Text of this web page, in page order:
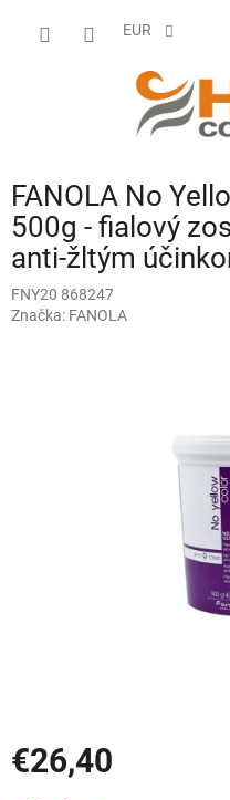
EUR
FANOLA No
500g - fialový
anti-žltým
FNY20 868247
Značka: FANOLA
€26,40